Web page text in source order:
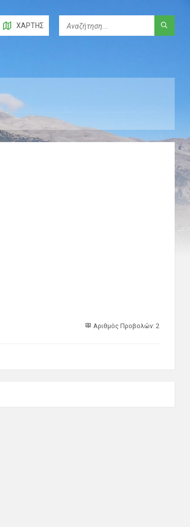
ΧΆΡΤΗΣ
Αριθμός Προβολών: 2